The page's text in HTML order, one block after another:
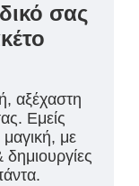
σας
αξέχαστη
Εμείς
με